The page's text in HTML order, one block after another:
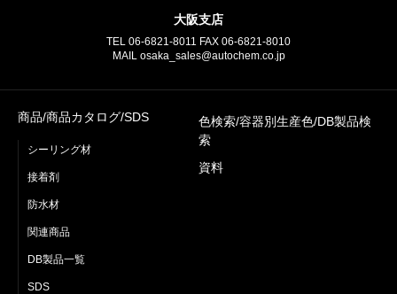
大阪支店
TEL 06-6821-8011 FAX 06-6821-8010
MAIL osaka_sales@autochem.co.jp
商品/商品カタログ/SDS
シーリング材
接着剤
防水材
関連商品
DB製品一覧
SDS
色検索/容器別生産色/DB製品検
索
資料